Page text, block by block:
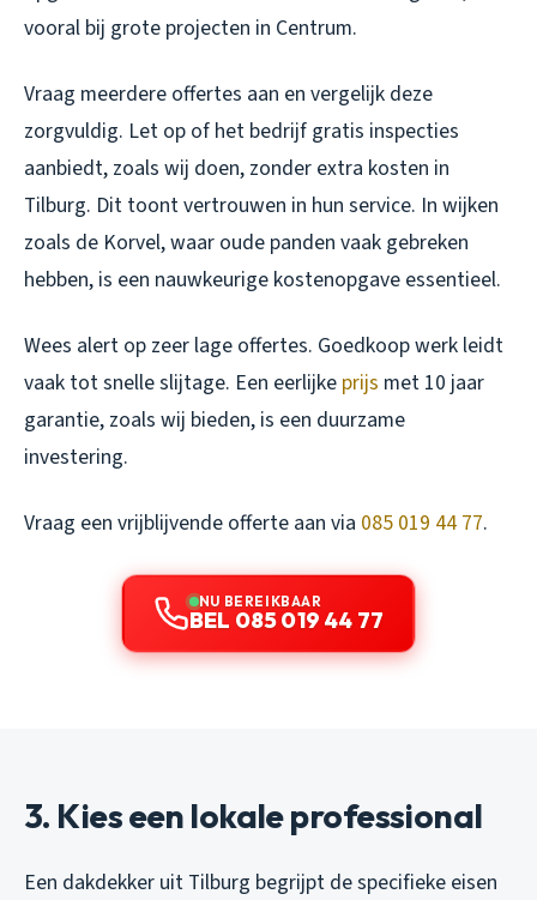
vooral bij grote projecten in Centrum.
Vraag meerdere offertes aan en vergelijk deze
zorgvuldig. Let op of het bedrijf gratis inspecties
aanbiedt, zoals wij doen, zonder extra kosten in
Tilburg. Dit toont vertrouwen in hun service. In wijken
zoals de Korvel, waar oude panden vaak gebreken
hebben, is een nauwkeurige kostenopgave essentieel.
Wees alert op zeer lage offertes. Goedkoop werk leidt
vaak tot snelle slijtage. Een eerlijke prijs met 10 jaar
garantie, zoals wij bieden, is een duurzame
investering.
Vraag een vrijblijvende offerte aan via 085 019 44 77.
NU BEREIKBAAR
BEL 085 019 44 77
3. Kies een lokale professional
Een dakdekker uit Tilburg begrijpt de specifieke eisen